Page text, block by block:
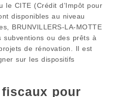
le CITE (Crédit d’Impôt pour
disponibles au niveau
BRUNVILLERS-LA-MOTTE
subventions ou des prêts à
de rénovation. Il est
sur les dispositifs
pour